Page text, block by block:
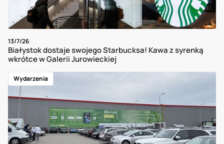
13/7/26
Białystok dostaje swojego Starbucksa! Kawa z syrenką
wkrótce w Galerii Jurowieckiej
Wydarzenia